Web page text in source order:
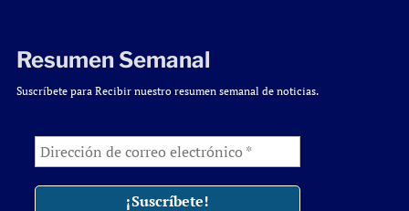
Resumen Semanal
Suscríbete para Recibir nuestro resumen semanal de noticias.